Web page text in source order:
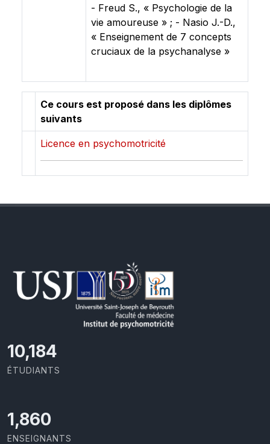
- Freud S., « Psychologie de la
vie amoureuse » ; - Nasio J.-D.,
« Enseignement de 7 concepts
cruciaux de la psychanalyse »
Ce cours est proposé dans les diplômes
suivants
Licence en psychomotricité
11,110
ÉTUDIANTS
2,029
ENSEIGNANTS